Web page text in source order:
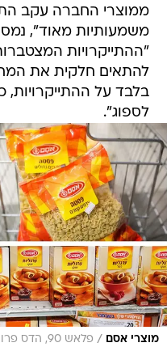
ממוצרי החברה עקב
משמעותיות מאוד",
"ההתייקרויות
להתאים חלקית את
בלבד על ההתייקרויות,
לספוג".
מוצרי אסם / פלאש 90, הדס פרוש, shutterstock